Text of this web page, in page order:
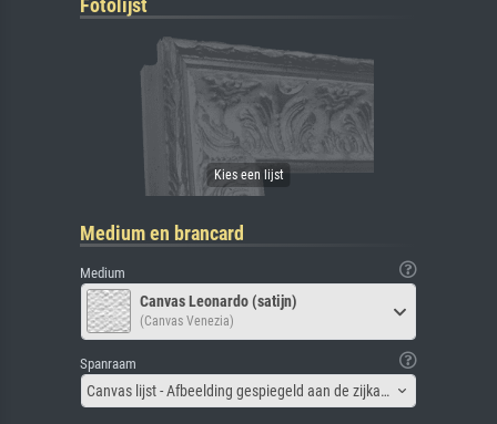
Fotolijst
Medium en brancard
Medium
Canvas Leonardo (satijn)
(Canvas Venezia)
Spanraam
Canvas lijst - Afbeelding gespiegeld aan de zijkant